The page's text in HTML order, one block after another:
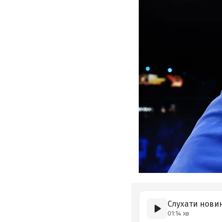
Слухати
01:14 хв